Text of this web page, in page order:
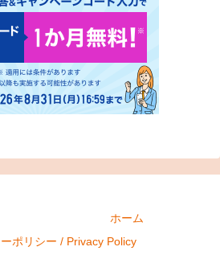
ホーム
ポリシー / Privacy Policy